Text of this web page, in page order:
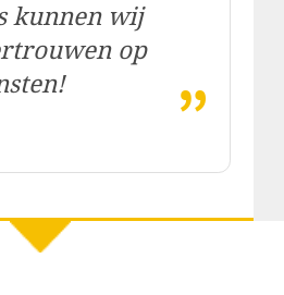
kunnen wij
op
„